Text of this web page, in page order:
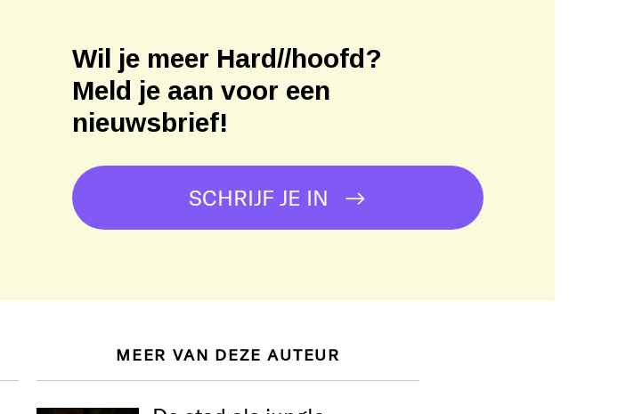
Wil je meer Hard//hoofd?
Meld je aan voor een
nieuwsbrief!
SCHRIJF JE IN
MEER VAN DEZE AUTEUR